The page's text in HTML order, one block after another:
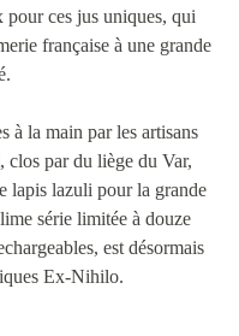
ces jus uniques, qui
française à une grande
à la main par les artisans
, clos par du liège du Var,
lapis lazuli pour la grande
série limitée à douze
est désormais
Ex-Nihilo.